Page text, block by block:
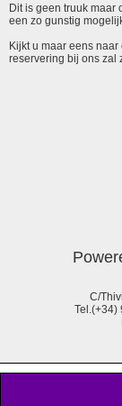
Dit is geen truuk maar
een zo gunstig
Kijkt u maar eens
reservering bij ons zal
C/
Tel.(+34)